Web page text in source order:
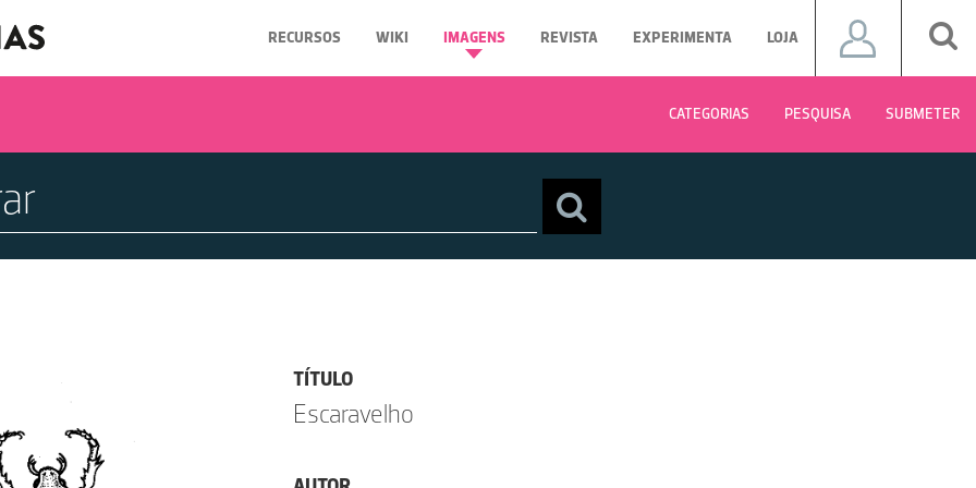
RECURSOS WIKI IMAGENS REVISTA EXPERIMENTA LOJA
CATEGORIAS PESQUISA SUBMETER
TÍTULO
Escaravelho